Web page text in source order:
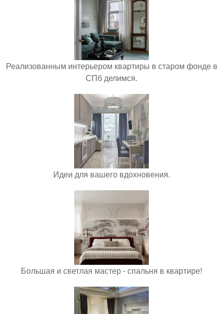
Реализованным интерьером квартиры в старом фонде в
СПб делимся.
Идеи для вашего вдохновения.
Большая и светлая мастер - спальня в квартире!